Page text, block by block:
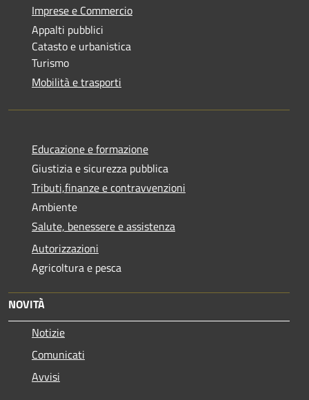
Imprese e Commercio
Appalti pubblici
Catasto e urbanistica
Turismo
Mobilità e trasporti
Educazione e formazione
Giustizia e sicurezza pubblica
Tributi,finanze e contravvenzioni
Ambiente
Salute, benessere e assistenza
Autorizzazioni
Agricoltura e pesca
NOVITÀ
Notizie
Comunicati
Avvisi